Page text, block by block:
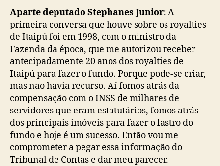
Aparte deputado Stephanes Junior:A
primeira conversa que houve sobre os royalties
de Itaipú foi em 1998, com o ministro da
Fazenda da época, que me autorizou receber
antecipadamente 20 anos dos royalties de
Itaipú para fazer o fundo. Porque pode-se criar,
mas não havia recurso. Aí fomos atrás da
compensação com o INSS de milhares de
servidores que eram estatutários, fomos atrás
dos principais imóveis para fazer o lastro do
fundo e hoje é um sucesso. Então vou me
comprometer a pegar essa informação do
Tribunal de Contas e dar meu parecer.